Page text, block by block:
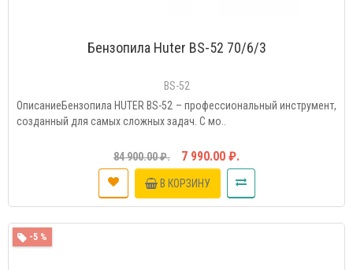
Бензопила Huter BS-52 70/6/3
BS-52
ОписаниеБензопила HUTER BS-52 – профессиональный инструмент,
созданный для самых сложных задач. С мо..
84 900.00 ₽. 7 990.00 ₽.
В КОРЗИНУ
-5 %